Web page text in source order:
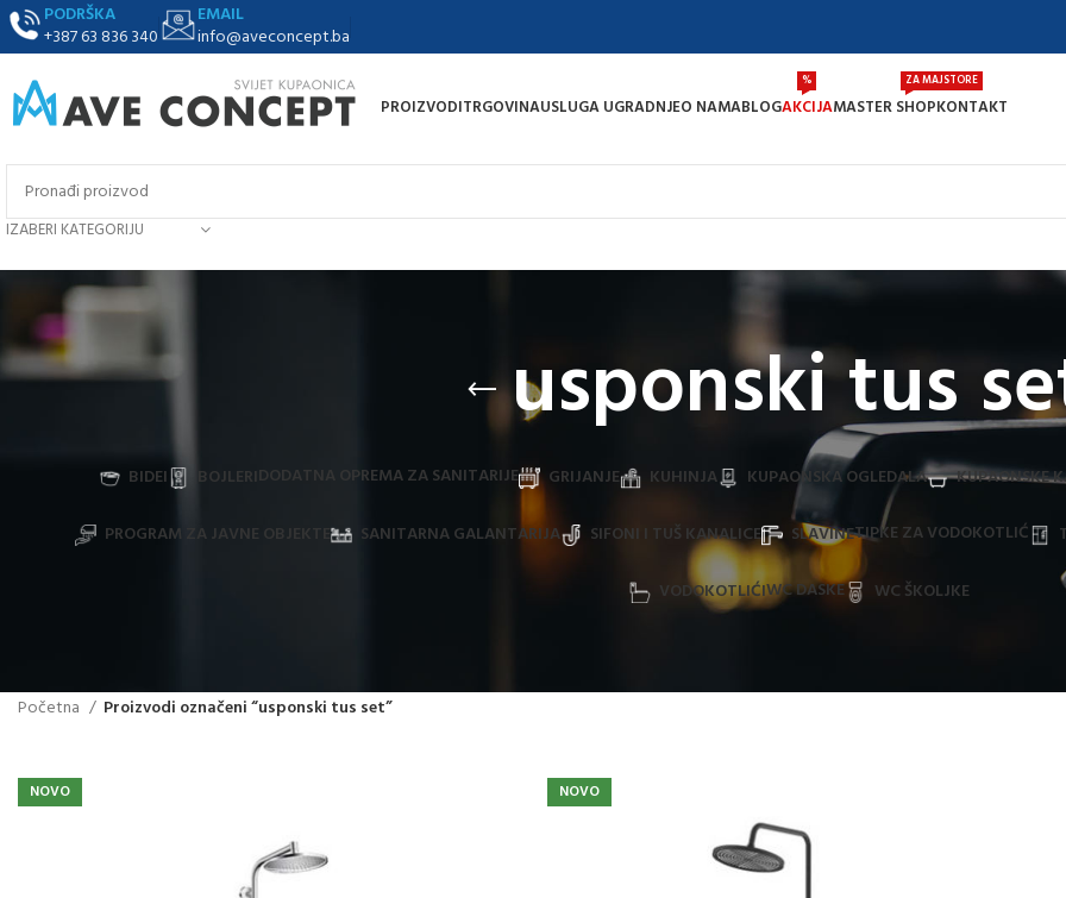
PODRŠKA
+387 63 836 340
EMAIL
info@aveconcept.ba
PROIZVODITRGOVINAUSLUGA UGRADNJEO NAMABLOGAKCIJA
%
MASTER SHOP
ZA MAJSTORE
KONTAKT
IZABERI KATEGORIJU
usponski tus
BIDEI BOJLERIDODATNA OPREMA ZA SANITARIJE GRIJANJE KUHINJA KUPAONSKA OGLEDALA KUPAONSKE
PROGRAM ZA JAVNE OBJEKTE SANITARNA GALANTARIJA SIFONI I TUŠ KANALICE SLAVINETIPKE ZA VODOKOTLIĆ
VODOKOTLIĆIWC DASKE WC ŠKOLJKE
Početna Proizvodi označeni “usponski tus set”
NOVO NOVO